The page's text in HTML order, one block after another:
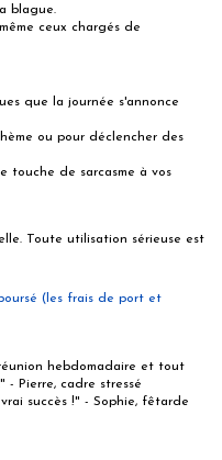
blague.
ceux chargés de
que la journée s'annonce
ou pour déclencher des
touche de sarcasme à vos
Toute utilisation sérieuse est
(les frais de port et
hebdomadaire et tout
- Pierre, cadre stressé
succès !" - Sophie, fêtarde